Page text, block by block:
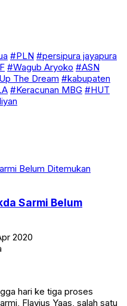
#PLN #persipura jayapura
#Wagub Aryoko #ASN
The Dream #kabupaten
#Keracunan MBG #HUT
Sarmi Belum
2020
hari ke tiga proses
Flavius Yaas, salah satu